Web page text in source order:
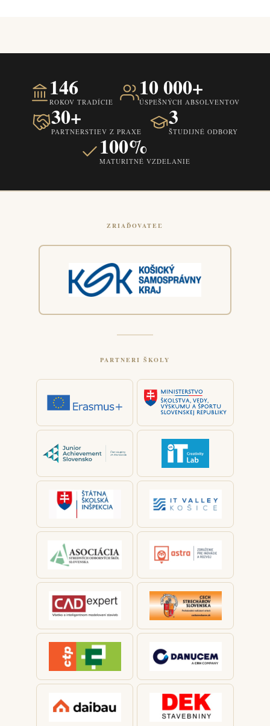
146
ROKOV TRADÍCIE
10 000+
ÚSPEŠNÝCH ABSOLVENTOV
30+
PARTNERSTIEV Z PRAXE
3
ŠTUDIJNÉ ODBORY
100%
MATURITNÉ VZDELANIE
ZRIAĎOVATEĽ
PARTNERI ŠKOLY